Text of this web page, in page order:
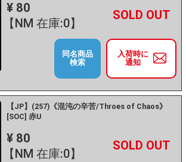
¥ 80
【NM 在庫:0】
－ +
入荷時に
通知
同名商品
検索
【JP】(257)《混沌の辛苦/Throes of Chaos》
[SOC] 赤U
¥ 80
【NM 在庫:0】
－ +